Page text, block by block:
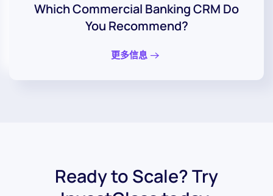
Which Commercial Banking CRM Do
You Recommend?
更多信息
Ready to Scale? Try